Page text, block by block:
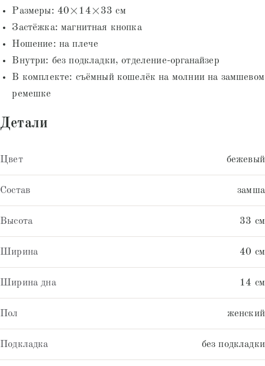
Размеры: 40×14×33 см
Застёжка: магнитная кнопка
Ношение: на плече
Внутри: без подкладки, отделение-органайзер
В комплекте: съёмный кошелёк на молнии на замшевом
ремешке
Детали
Цвет бежевый
Состав замша
Высота 33 см
Ширина 40 см
Ширина дна 14 см
Пол женский
Подкладка без подкладки